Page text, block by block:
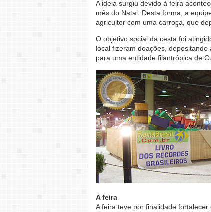
A ideia surgiu devido à feira
mês do Natal. Desta forma, a
agricultor com uma carroça, que
O objetivo social da cesta foi
local fizeram doações,
para uma entidade filantrópica de
A feira
A feira teve por finalidade